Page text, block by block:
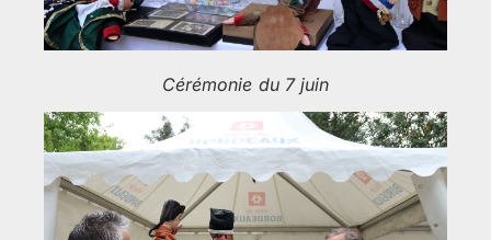
Cérémonie du 7 juin